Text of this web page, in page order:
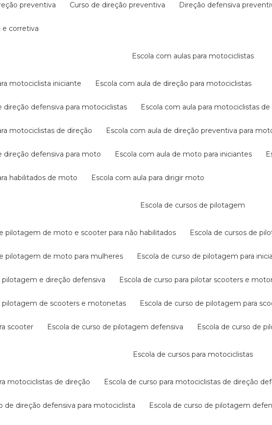
preventiva curso de direção preventiva direção defensiva
e corretiva
escola com aulas para motociclistas
motociclista iniciante escola com aula de direção para motociclistas
direção defensiva para motociclistas escola com aula para motociclistas
motociclistas de direção escola com aula de direção preventiva para
direção defensiva para moto escola com aula de moto para iniciantes
habilitados de moto escola com aula para dirigir moto
escola de cursos de pilotagem
pilotagem de moto e scooter para não habilitados escola de cursos de
pilotagem de moto para mulheres escola de curso de pilotagem para
pilotagem e direção defensiva escola de curso para pilotar scooters e
pilotagem de scooters e motonetas escola de curso de pilotagem para
scooter escola de curso de pilotagem defensiva escola de curso de
escola de cursos para motociclistas
motociclistas de direção escola de curso para motociclistas de direção
de direção defensiva para motociclista escola de curso de pilotagem